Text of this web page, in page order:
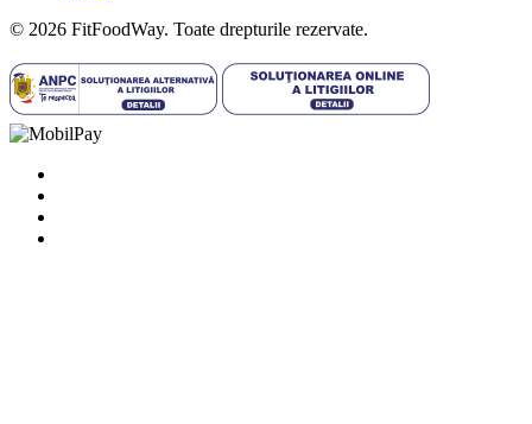
© 2026 FitFoodWay. Toate drepturile rezervate.